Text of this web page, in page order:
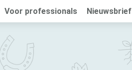
Voor professionals Nieuwsbrief